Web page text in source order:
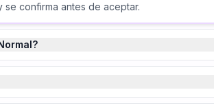
confirma antes de aceptar.